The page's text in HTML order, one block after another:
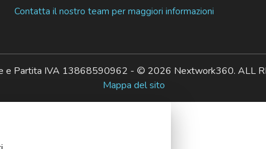
Contatta il nostro team per maggiori informazioni
e Partita IVA 13868590962 - © 2026 Nextwork360. ALL
Mappa del sito